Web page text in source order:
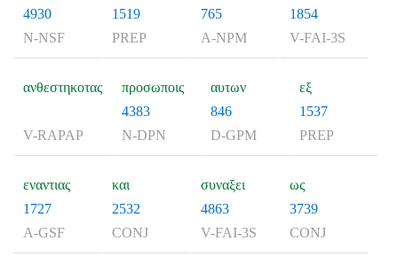
4930
N-NSF
1519
PREP
765
A-NPM
1854
V-FAI-3S
ανθεστηκοτας
V-RAPAP
προσωποις
4383
N-DPN
αυτων
846
D-GPM
εξ
1537
PREP
εναντιας
1727
A-GSF
και
2532
CONJ
συναξει
4863
V-FAI-3S
ως
3739
CONJ